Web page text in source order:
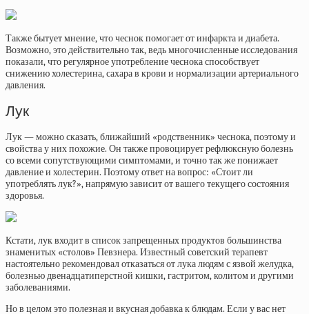
Также бытует мнение, что чеснок помогает от инфаркта и диабета.
Возможно, это действительно так, ведь многочисленные исследования
показали, что регулярное употребление чеснока способствует
снижению холестерина, сахара в крови и нормализации артериального
давления.
Лук
Лук — можно сказать, ближайший «родственник» чеснока, поэтому и
свойства у них похожие. Он также провоцирует рефлюксную болезнь
со всеми сопутствующими симптомами, и точно так же понижает
давление и холестерин. Поэтому ответ на вопрос: «Стоит ли
употреблять лук?», напрямую зависит от вашего текущего состояния
здоровья.
Кстати, лук входит в список запрещенных продуктов большинства
знаменитых «столов» Певзнера. Известный советский терапевт
настоятельно рекомендовал отказаться от лука людям с язвой желудка,
болезнью двенадцатиперстной кишки, гастритом, колитом и другими
заболеваниями.
Но в целом это полезная и вкусная добавка к блюдам. Если у вас нет